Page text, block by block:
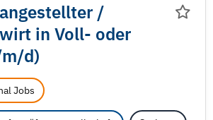
/
in Voll- oder
m/d)
Jobs